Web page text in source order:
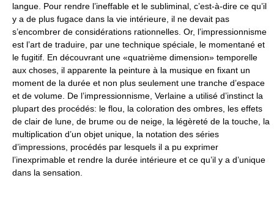
langue. Pour rendre l’ineffable et le subliminal, c’est-à-dire ce qu’il
y a de plus fugace dans la vie intérieure, il ne devait pas
s’encombrer de considérations rationnelles. Or, l’impressionnisme
est l’art de traduire, par une technique spéciale, le momentané et
le fugitif. En découvrant une «quatrième dimension» temporelle
aux choses, il apparente la peinture à la musique en fixant un
moment de la durée et non plus seulement une tranche d’espace
et de volume. De l’impressionnisme, Verlaine a utilisé d’instinct la
plupart des procédés: le flou, la coloration des ombres, les effets
de clair de lune, de brume ou de neige, la légèreté de la touche, la
multiplication d’un objet unique, la notation des séries
d’impressions, procédés par lesquels il a pu exprimer
l’inexprimable et rendre la durée intérieure et ce qu’il y a d’unique
dans la sensation.